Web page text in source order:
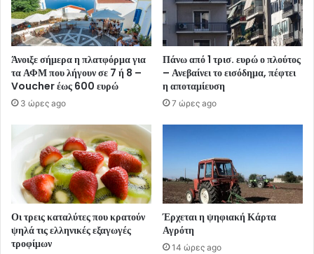
Άνοιξε σήμερα η πλατφόρμα για
τα ΑΦΜ που λήγουν σε 7 ή 8 –
Voucher έως 600 ευρώ
3 ώρες ago
Πάνω από 1 τρισ. ευρώ ο πλούτος
– Ανεβαίνει το εισόδημα, πέφτει
η αποταμίευση
7 ώρες ago
Οι τρεις καταλύτες που κρατούν
ψηλά τις ελληνικές εξαγωγές
τροφίμων
Έρχεται η ψηφιακή Κάρτα
Αγρότη
14 ώρες ago